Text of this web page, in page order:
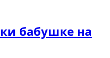
бабушке на